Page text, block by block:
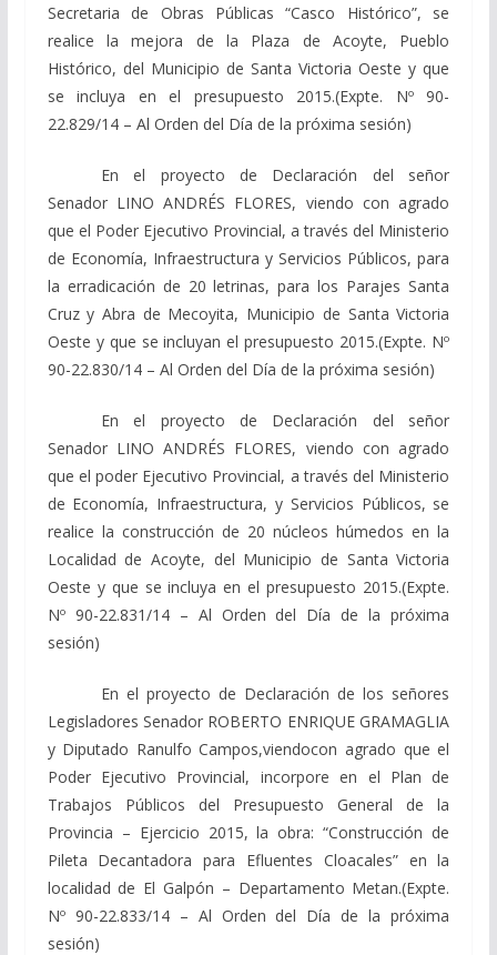
Secretaria de Obras Públicas “Casco Histórico”, se
realice la mejora de la Plaza de Acoyte, Pueblo
Histórico, del Municipio de Santa Victoria Oeste y que
se incluya en el presupuesto 2015.(Expte. Nº 90-
22.829/14 – Al Orden del Día de la próxima sesión)
En el proyecto de Declaración del señor
Senador LINO ANDRÉS FLORES, viendo con agrado
que el Poder Ejecutivo Provincial, a través del Ministerio
de Economía, Infraestructura y Servicios Públicos, para
la erradicación de 20 letrinas, para los Parajes Santa
Cruz y Abra de Mecoyita, Municipio de Santa Victoria
Oeste y que se incluyan el presupuesto 2015.(Expte. Nº
90-22.830/14 – Al Orden del Día de la próxima sesión)
En el proyecto de Declaración del señor
Senador LINO ANDRÉS FLORES, viendo con agrado
que el poder Ejecutivo Provincial, a través del Ministerio
de Economía, Infraestructura, y Servicios Públicos, se
realice la construcción de 20 núcleos húmedos en la
Localidad de Acoyte, del Municipio de Santa Victoria
Oeste y que se incluya en el presupuesto 2015.(Expte.
Nº 90-22.831/14 – Al Orden del Día de la próxima
sesión)
En el proyecto de Declaración de los señores
Legisladores Senador ROBERTO ENRIQUE GRAMAGLIA
y Diputado Ranulfo Campos,viendocon agrado que el
Poder Ejecutivo Provincial, incorpore en el Plan de
Trabajos Públicos del Presupuesto General de la
Provincia – Ejercicio 2015, la obra: “Construcción de
Pileta Decantadora para Efluentes Cloacales” en la
localidad de El Galpón – Departamento Metan.(Expte.
Nº 90-22.833/14 – Al Orden del Día de la próxima
sesión)